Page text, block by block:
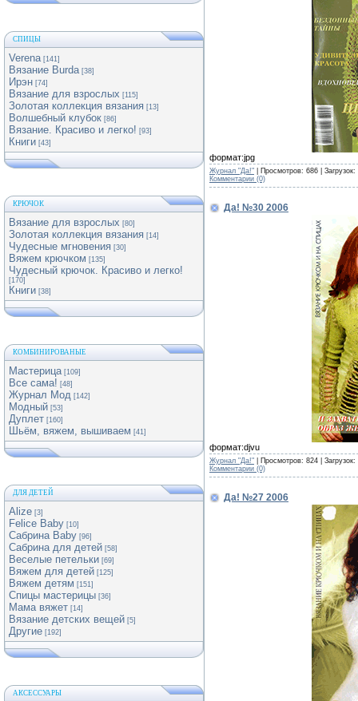
СПИЦЫ
Verena [141]
Вязание Burda [38]
Ирэн [74]
Вязание для взрослых [115]
Золотая коллекция вязания [13]
Волшебный клубок [86]
Вязание. Красиво и легко! [93]
Книги [43]
КРЮЧОК
Вязание для взрослых [80]
Золотая коллекция вязания [14]
Чудесные мгновения [30]
Вяжем крючком [135]
Чудесный крючок. Красиво и легко!
[170]
Книги [38]
КОМБИНИРОВАНЫЕ
Мастерица [109]
Все сама! [48]
Журнал Мод [142]
Модный [53]
Дуплет [160]
Шьём, вяжем, вышиваем [41]
ДЛЯ ДЕТЕЙ
Alize [3]
Felice Baby [10]
Сабрина Baby [96]
Сабрина для детей [58]
Веселые петельки [69]
Вяжем для детей [125]
Вяжем детям [151]
Спицы мастерицы [36]
Мама вяжет [14]
Вязание детских вещей [5]
Другие [192]
АКСЕССУАРЫ
формат:jpg
Журнал "Да!" | Просмотров: 686 |
Комментарии (0)
Да! №30 2006
формат:djvu
Журнал "Да!" | Просмотров: 824 |
Комментарии (0)
Да! №27 2006